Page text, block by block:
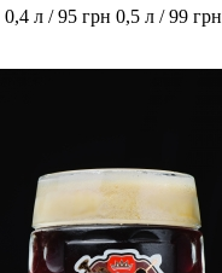
0,4 л / 95 грн 0,5 л / 99 грн